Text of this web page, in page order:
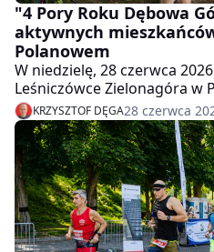
"4 Pory Roku Dębowa
aktywnych
Polanowem
W niedzielę, 28 czerwca
Leśniczówce Zielonagóra w
miejscem letniej odsłony
Roku Dębowa Góra".
Ośrodek Sportu i Rekreacji
uczestnikom trzy formy
Nordic Walking oraz rajd
KRZYSZTOF DĘGA28 czerwca